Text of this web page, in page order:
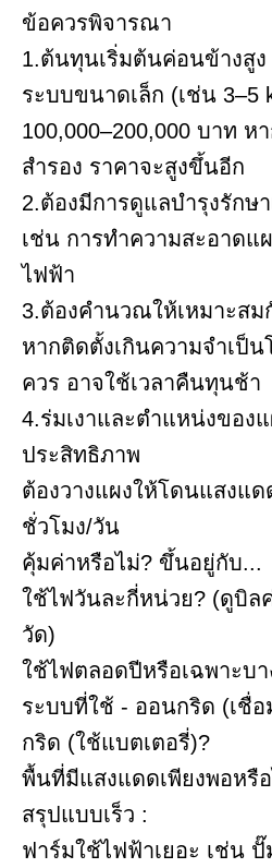
ข้อควรพิจารณา
1.ต้นทุนเริ่มต้นค่อนข้างสูง
ระบบขนาดเล็ก (เช่น 3–5
100,000–200,000 บาท ห
สำรอง ราคาจะสูงขึ้นอีก
2.ต้องมีการดูแลบำรุงรักษ
เช่น การทำความสะอาดแ
ไฟฟ้า
3.ต้องคำนวณให้เหมาะสม
หากติดตั้งเกินความจำเป็น
ควร อาจใช้เวลาคืนทุนช้า
4.ร่มเงาและตำแหน่งของ
ประสิทธิภาพ
ต้องวางแผงให้โดนแสงแ
ชั่วโมง/วัน
คุ้มค่าหรือไม่? ขึ้นอยู่กับ...
ใช้ไฟวันละกี่หน่วย? (ดูบิล
วัด)
ใช้ไฟตลอดปีหรือเฉพาะบ
ระบบที่ใช้ - ออนกริด (เชื่
กริด (ใช้แบตเตอรี่)?
พื้นที่มีแสงแดดเพียงพอหรื
สรุปแบบเร็ว :
ฟาร์มใช้ไฟฟ้าเยอะ เช่น